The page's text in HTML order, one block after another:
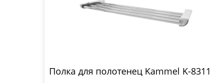
Полка для полотенец Kammel K-8311